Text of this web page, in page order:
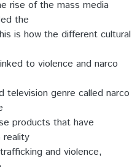
rise of the mass media
the
is how the different cultural
to violence and narco
television genre called narco
products that have
reality
and violence,